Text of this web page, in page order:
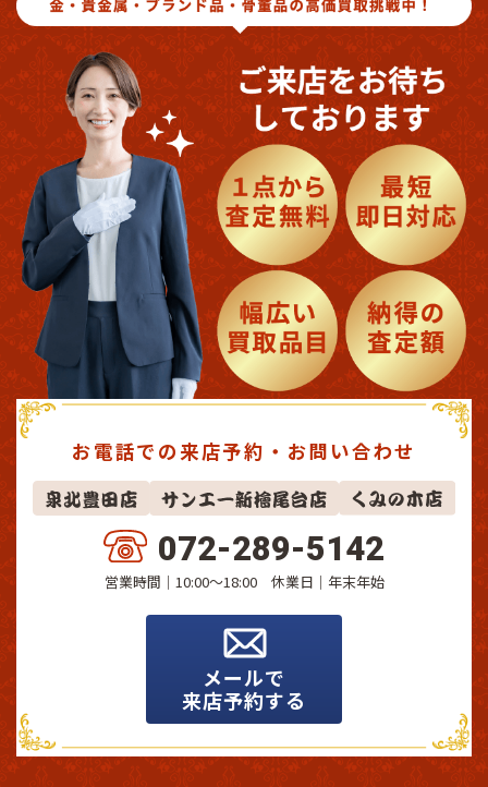
お電話での来店予約・お問い合わせ
072-289-5142
営業時間｜10:00～18:00 休業日｜ 年末年始
メールで
来店予約する